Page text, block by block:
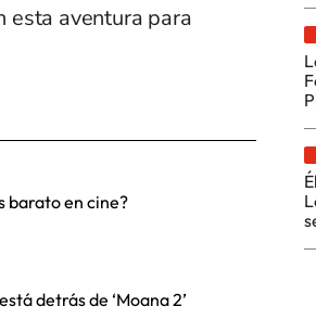
esta aventura para
barato en cine?
detrás de ‘Moana 2’